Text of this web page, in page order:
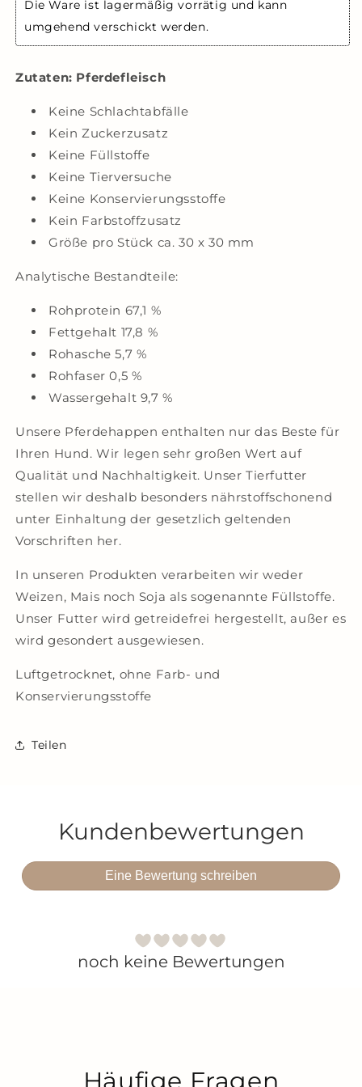
Die Ware ist lagermäßig vorrätig und kann
umgehend verschickt werden.
Zutaten: Pferdefleisch
Keine Schlachtabfälle
Kein Zuckerzusatz
Keine Füllstoffe
Keine Tierversuche
Keine Konservierungsstoffe
Kein Farbstoffzusatz
Größe pro Stück ca. 30 x 30 mm
Analytische Bestandteile:
Rohprotein 67,1 %
Fettgehalt 17,8 %
Rohasche 5,7 %
Rohfaser 0,5 %
Wassergehalt 9,7 %
Unsere Pferdehappen enthalten nur das Beste für
Ihren Hund. Wir legen sehr großen Wert auf
Qualität und Nachhaltigkeit. Unser Tierfutter
stellen wir deshalb besonders nährstoffschonend
unter Einhaltung der gesetzlich geltenden
Vorschriften her.
In unseren Produkten verarbeiten wir weder
Weizen, Mais noch Soja als sogenannte Füllstoffe.
Unser Futter wird getreidefrei hergestellt, außer es
wird gesondert ausgewiesen.
Luftgetrocknet, ohne Farb- und
Konservierungsstoffe
Teilen
Kundenbewertungen
Eine Bewertung schreiben
noch keine Bewertungen
Häufige Fragen